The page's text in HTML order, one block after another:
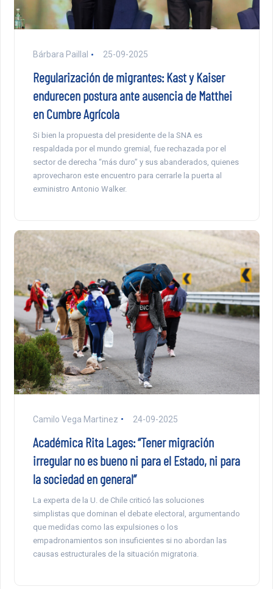
Bárbara Paillal 25-09-2025
Regularización de migrantes: Kast y Kaiser
endurecen postura ante ausencia de Matthei
en Cumbre Agrícola
Si bien la propuesta del presidente de la SNA es
respaldada por el mundo gremial, fue rechazada por el
sector de derecha “más duro” y sus abanderados, quienes
aprovecharon este encuentro para cerrarle la puerta al
exministro Antonio Walker.
Camilo Vega Martinez 24-09-2025
Académica Rita Lages: “Tener migración
irregular no es bueno ni para el Estado, ni para
la sociedad en general”
La experta de la U. de Chile criticó las soluciones
simplistas que dominan el debate electoral, argumentando
que medidas como las expulsiones o los
empadronamientos son insuficientes si no abordan las
causas estructurales de la situación migratoria.